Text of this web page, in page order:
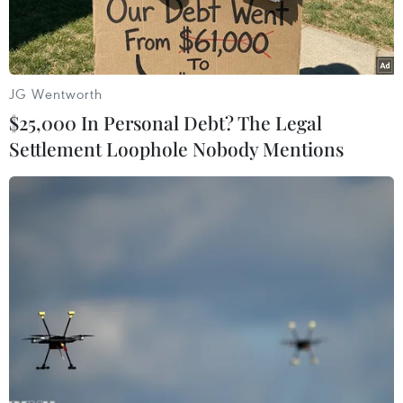
Hiện trường vụ việc. (Nguồn: daidoanket)
Sáng 14/7, ông Nguyễn Đức Toàn, Phó Bí thư
JG Wentworth
$25,000 In Personal Debt? The Legal
Settlement Loophole Nobody Mentions